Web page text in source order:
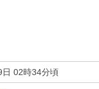
02時34分頃